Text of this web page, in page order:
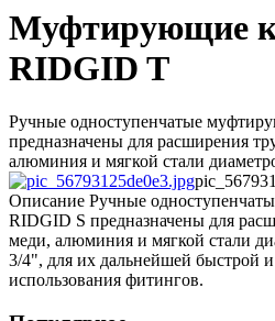
Муфтирующие
RIDGID T
Ручные одноступенчатые
предназначены для расширения
алюминия и мягкой стали
Описание Ручные
RIDGID S предназначены для
меди, алюминия и мягкой стали
3/4", для их дальнейшей быстрой
использования фитингов.